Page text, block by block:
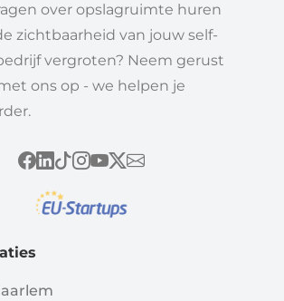
over opslagruimte huren
zichtbaarheid van jouw self-
vergroten? Neem gerust
ons op - we helpen je